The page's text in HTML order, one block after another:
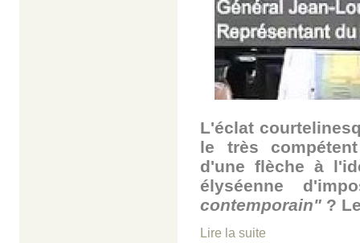
L'éclat
le très
d'une flèche à
élyséenne
contemporain" ?
Lire la suite